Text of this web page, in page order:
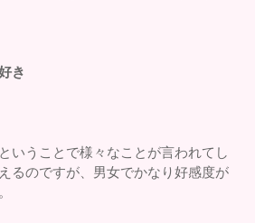
き
いうことで様々なことが言われてし
るのですが、男女でかなり好感度が